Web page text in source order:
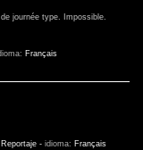
journée type. Impossible.
Français
Reportaje - idioma: Français